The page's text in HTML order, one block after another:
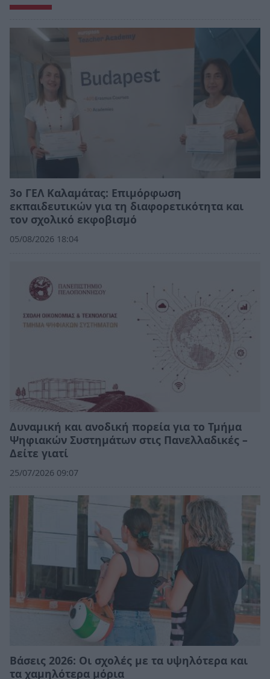
3ο ΓΕΛ Καλαμάτας: Επιμόρφωση
εκπαιδευτικών για τη διαφορετικότητα και
τον σχολικό εκφοβισμό
05/08/2026 18:04
Δυναμική και ανοδική πορεία για το Τμήμα
Ψηφιακών Συστημάτων στις Πανελλαδικές –
Δείτε γιατί
25/07/2026 09:07
Βάσεις 2026: Οι σχολές με τα υψηλότερα και
τα χαμηλότερα μόρια